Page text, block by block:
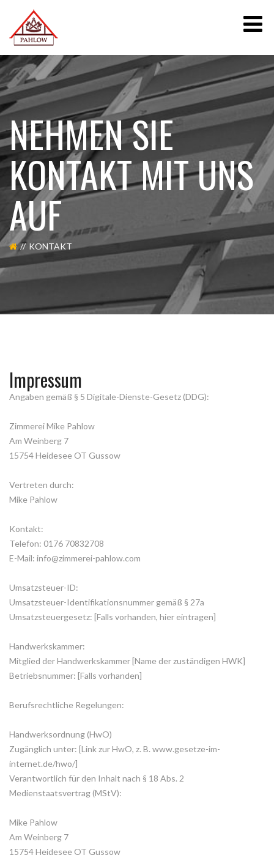
NEHMEN SIE
KONTAKT MIT UNS
AUF
KONTAKT
Impressum
Angaben gemäß § 5 Digitale-Dienste-Gesetz (DDG):
Zimmerei Mike Pahlow
Am Weinberg 7
15754 Heidesee OT Gussow
Vertreten durch:
Mike Pahlow
Kontakt:
Telefon: 0176 70832708
E-Mail: info@zimmerei-pahlow.com
Umsatzsteuer-ID:
Umsatzsteuer-Identifikationsnummer gemäß § 27a
Umsatzsteuergesetz: [Falls vorhanden, hier eintragen]
Handwerkskammer:
Mitglied der Handwerkskammer [Name der zuständigen HWK]
Betriebsnummer: [Falls vorhanden]
Berufsrechtliche Regelungen:
Handwerksordnung (HwO)
Zugänglich unter: [Link zur HwO, z. B. www.gesetze-im-
internet.de/hwo/]
Verantwortlich für den Inhalt nach § 18 Abs. 2
Medienstaatsvertrag (MStV):
Mike Pahlow
Am Weinberg 7
15754 Heidesee OT Gussow